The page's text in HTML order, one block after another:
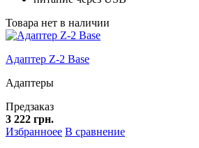
Товара нет в наличии
Адаптер Z-2 Base
Адаптеры
Предзаказ
3 222 грн.
Избранноее В сравнение